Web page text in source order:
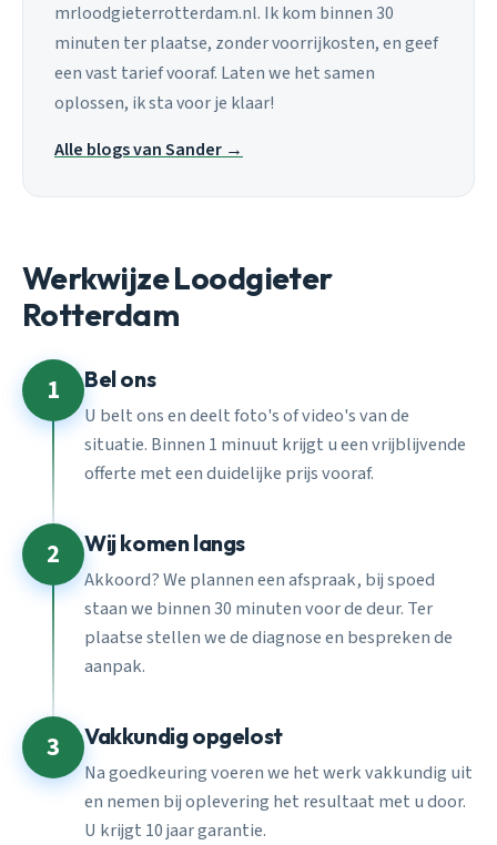
mrloodgieterrotterdam.nl. Ik kom binnen 30
minuten ter plaatse, zonder voorrijkosten, en geef
een vast tarief vooraf. Laten we het samen
oplossen, ik sta voor je klaar!
Alle blogs van Sander →
Werkwijze Loodgieter
Rotterdam
1 Bel ons
U belt ons en deelt foto's of video's van de
situatie. Binnen 1 minuut krijgt u een vrijblijvende
offerte met een duidelijke prijs vooraf.
2 Wij komen langs
Akkoord? We plannen een afspraak, bij spoed
staan we binnen 30 minuten voor de deur. Ter
plaatse stellen we de diagnose en bespreken de
aanpak.
3 Vakkundig opgelost
Na goedkeuring voeren we het werk vakkundig uit
en nemen bij oplevering het resultaat met u door.
U krijgt 10 jaar garantie.